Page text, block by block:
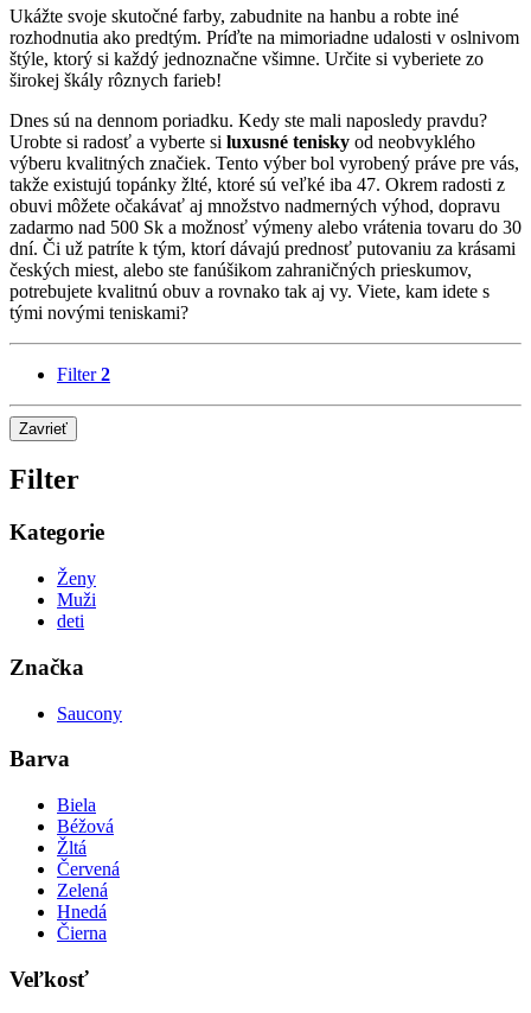
Ukážte svoje skutočné farby, zabudnite na hanbu a robte iné
rozhodnutia ako predtým. Príďte na mimoriadne udalosti v oslnivom
štýle, ktorý si každý jednoznačne všimne. Určite si vyberiete zo
širokej škály rôznych farieb!
Dnes sú na dennom poriadku. Kedy ste mali naposledy pravdu?
Urobte si radosť a vyberte si luxusné tenisky od neobvyklého
výberu kvalitných značiek. Tento výber bol vyrobený práve pre vás,
takže existujú topánky žlté, ktoré sú veľké iba 47. Okrem radosti z
obuvi môžete očakávať aj množstvo nadmerných výhod, dopravu
zadarmo nad 500 Sk a možnosť výmeny alebo vrátenia tovaru do 30
dní. Či už patríte k tým, ktorí dávajú prednosť putovaniu za krásami
českých miest, alebo ste fanúšikom zahraničných prieskumov,
potrebujete kvalitnú obuv a rovnako tak aj vy. Viete, kam idete s
tými novými teniskami?
Filter2
Zavrieť
Filter
Kategorie
Ženy
Muži
deti
Značka
Saucony
Barva
Biela
Béžová
Žltá
Červená
Zelená
Hnedá
Čierna
Veľkosť